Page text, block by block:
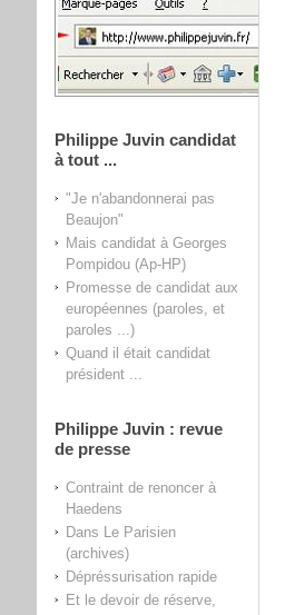
Philippe Juvin candidat
à tout ...
"Je n'abandonnerai pas
Beaujon"
Mais candidat à Georges
Pompidou (Ap-HP)
Promesse de candidat aux
européennes (paroles, et
paroles ...)
Quand il était candidat
président ...
Philippe Juvin : revue
de presse
Contraint de renoncer à
Haedens
Dans Le Parisien
(archives)
Dépréssurisation rapide
Et le devoir de réserve,